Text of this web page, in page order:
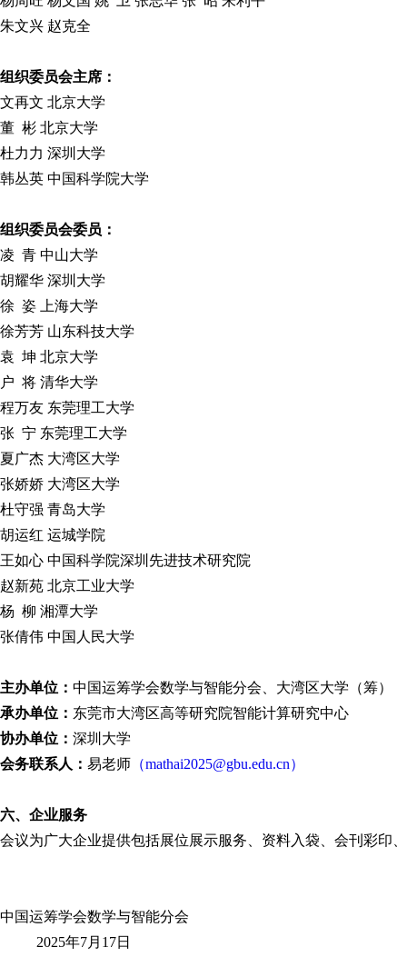
朱文兴 赵克全
组织委员会主席：
文再文 北京大学
董 彬 北京大学
杜力力 深圳大学
韩丛英 中国科学院大学
组织委员会委员：
凌 青 中山大学
胡耀华 深圳大学
徐 姿 上海大学
徐芳芳 山东科技大学
袁 坤 北京大学
户 将 清华大学
程万友 东莞理工大学
张 宁 东莞理工大学
夏广杰 大湾区大学
张娇娇 大湾区大学
杜守强 青岛大学
胡运红 运城学院
王如心 中国科学院深圳先进技术研究院
赵新苑 北京工业大学
杨 柳 湘潭大学
张倩伟 中国人民大学
主办单位： 中国运筹学会数学与智能分会、大湾区大学（筹）
承办单位： 东莞市大湾区高等研究院智能计算研究中心
协办单位： 深圳大学
会务联系人： 易老师 （mathai2025@gbu.edu.cn）
六、企业服务
会议为广大企业提供包括展位展示服务、资料入袋、会刊彩印
中国运筹学会数学与智能分会
2025年7月17日